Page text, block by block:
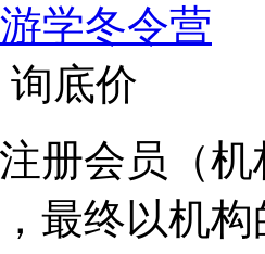
学冬令营
询底价
册会员（
最终以机